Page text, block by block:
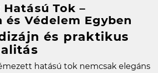
Tok –
és Védelem Egyben
és praktikus
hatású tok nemcsak elegáns